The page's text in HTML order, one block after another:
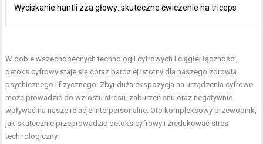
Wyciskanie hantli zza głowy: skuteczne ćwiczenie na triceps
W dobie wszechobecnych technologii cyfrowych i ciągłej łączności,
detoks cyfrowy staje się coraz bardziej istotny dla naszego zdrowia
psychicznego i fizycznego. Zbyt duża ekspozycja na urządzenia cyfrowe
może prowadzić do wzrostu stresu, zaburzeń snu oraz negatywnie
wpływać na nasze relacje interpersonalne. Oto kompleksowy przewodnik,
jak skutecznie przeprowadzić detoks cyfrowy i zredukować stres
technologiczny.